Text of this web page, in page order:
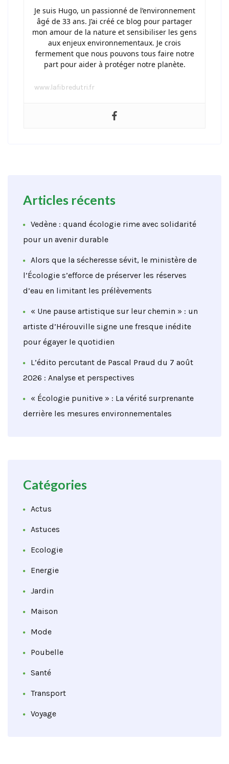
Je suis Hugo, un passionné de l’environnement
âgé de 33 ans. J’ai créé ce blog pour partager
mon amour de la nature et sensibiliser les gens
aux enjeux environnementaux. Je crois
fermement que nous pouvons tous faire notre
part pour aider à protéger notre planète.
www.lafibredutri.fr
Articles récents
Vedène : quand écologie rime avec solidarité
pour un avenir durable
Alors que la sécheresse sévit, le ministère de
l’Écologie s’efforce de préserver les réserves
d’eau en limitant les prélèvements
« Une pause artistique sur leur chemin » : un
artiste d’Hérouville signe une fresque inédite
pour égayer le quotidien
L’édito percutant de Pascal Praud du 7 août
2026 : Analyse et perspectives
« Écologie punitive » : La vérité surprenante
derrière les mesures environnementales
Catégories
Actus
Astuces
Ecologie
Energie
Jardin
Maison
Mode
Poubelle
Santé
Transport
Voyage